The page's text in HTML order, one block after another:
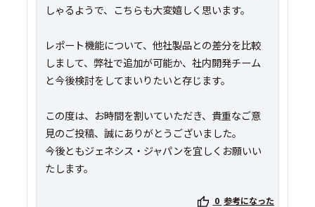
しゃるようで、こちらも大変嬉しく思います。
レポート機能について、他社製品との差分を比較
しまして、弊社で追加が可能か、社内開発チーム
と今後検討をしてまいりたいと存じます。
この度は、お時間を割いていただき、貴重なご意
見のご投稿、誠にありがとうございました。
今後ともジェネシス・ジャパンを宜しくお願いい
0 参考になった